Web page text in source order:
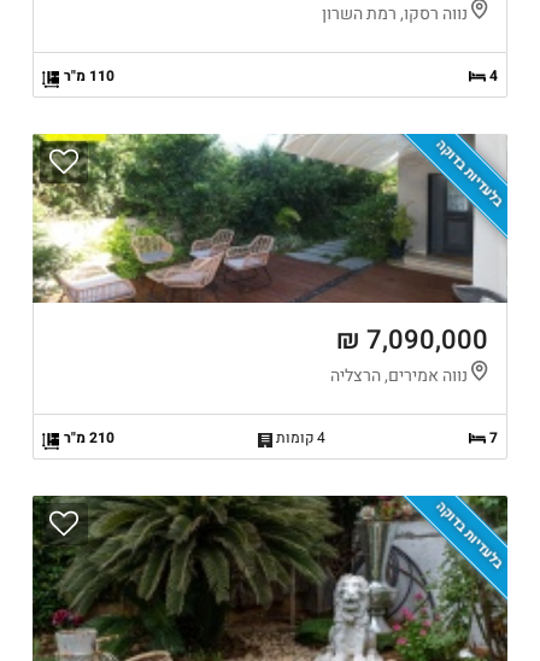
נווה רסקו, רמת השרון
4 110 מ"ר
בלעדיות בדוקה
7,090,000 ₪
נווה אמירים, הרצליה
7 4 קומות 210 מ"ר
בלעדיות בדוקה